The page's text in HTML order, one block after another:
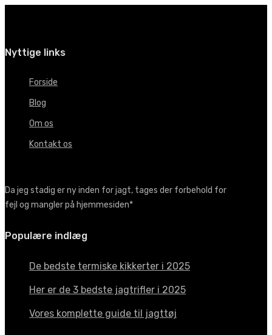
Nyttige links
Forside
Blog
Om os
Kontakt os
Da jeg stadig er ny inden for jagt, tages der forbehold for
fejl og mangler på hjemmesiden*
Populære indlæg
De bedste termiske kikkerter i 2025
Her er de 3 bedste jagtrifler i 2025
Vores komplette guide til jagttøj